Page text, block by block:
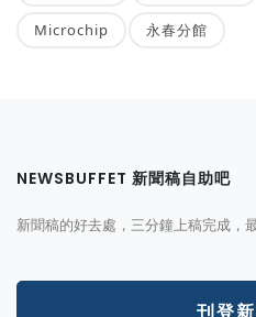
Microchip 永春分館
NEWSBUFFET 新聞稿自助吧
新聞稿的好去處，三分鐘上稿完成，